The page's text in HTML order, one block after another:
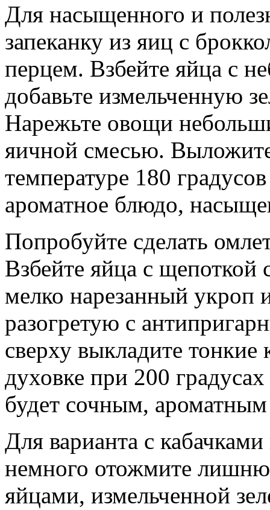
Для насыщенного и
запеканку из яиц с
перцем. Взбейте яйца с
добавьте измельченную
Нарежьте овощи
яичной смесью.
температуре 180
ароматное блюдо,
Попробуйте сделать
Взбейте яйца с щепоткой
мелко нарезанный укроп
разогретую с
сверху выкладите тонкие
духовке при 200
будет сочным,
Для варианта с
немного отожмите
яйцами, измельченной